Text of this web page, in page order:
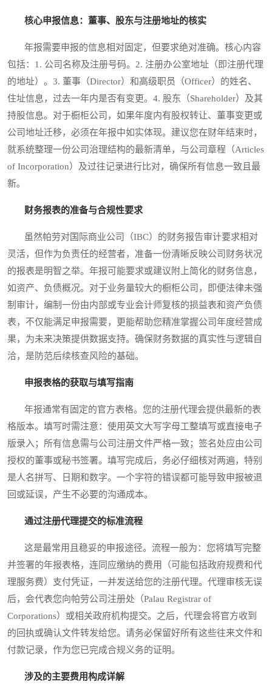
核心申报信息：董事、股东与注册地址的核实
年报需要申报的信息相对固定，但要求绝对准确。核心内容
包括：1. 公司名称及注册号码。2. 注册办公室地址（即注册代理
的地址）。3. 董事（Director）和高级职员（Officer）的姓名、
住址信息，过去一年内是否有变更。4. 股东（Shareholder）及其
持股信息。对于橱柜公司，如果年度内有股权转让、董事变更或
公司地址迁移，必须在年报中如实体现。建议您在财年结束时，
就系统整理一份公司治理结构的最新清单，与公司章程（Articles
of Incorporation）及过往记录进行比对，确保所有信息一致且最
新。
财务报表的准备与合规性要求
虽然帕劳对国际商业公司（IBC）的财务报告审计要求相对
灵活，但作为负责任的经营者，准备一份清晰反映公司财务状况
的报表是明智之举。年报可能要求或建议附上简化的财务信息，
如资产、负债概况。对于业务量较大的橱柜公司，即便法律未强
制审计，编制一份由内部或专业会计师复核的损益表和资产负债
表，不仅能满足申报需要，更能帮助您精准掌握公司年度经营成
果，为未来决策提供数据支持。确保财务数据的真实性与逻辑自
洽，是防范后续核查风险的基础。
申报表格的获取与填写指南
年报通常有固定的官方表格。您的注册代理会提供最新的表
格版本。填写时需注意：使用英文大写字母工整填写或直接电子
版录入；所有信息需与公司注册文件严格一致；签名处应由公司
授权的董事或秘书签署。填写完成后，务必仔细核对两遍，特别
是人名拼写、日期和数字。一个字符的错误都可能导致申报被退
回或延误，产生不必要的沟通成本。
通过注册代理提交的标准流程
这是最常用且稳妥的申报途径。流程一般为：您将填写完整
并签署的年报表格，连同应缴纳的费用（可能包括政府规费和代
理服务费）支付凭证，一并发送给您的注册代理。代理审核无误
后，会代表您向帕劳公司注册处（Palau Registrar of
Corporations）或相关政府机构提交。之后，代理会将官方收到
的回执或确认文件转发给您。请务必保留好所有这些往来文件和
付款记录，作为您已完成合规义务的证明。
涉及的主要费用构成详解